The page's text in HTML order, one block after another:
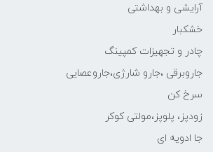
آرایشی و بهداشتی
خشکبار
چادر و تجهیزات کمپینگ
جاروبرقی ،جارو شارژی،جاروعصایی
سرخ کن
زودپز، پلوپز،مولتی کوکر
جا ادویه ای